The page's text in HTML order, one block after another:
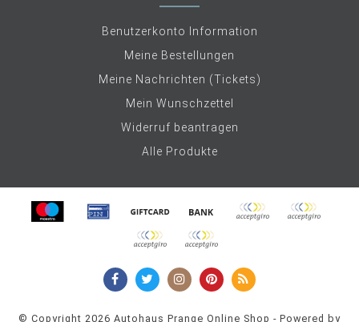
Benutzerkonto Information
Meine Bestellungen
Meine Nachrichten (Tickets)
Mein Wunschzettel
Widerruf beantragen
Alle Produkte
© Copyright 2026 Autohaus Prange Online Shop - Powered by